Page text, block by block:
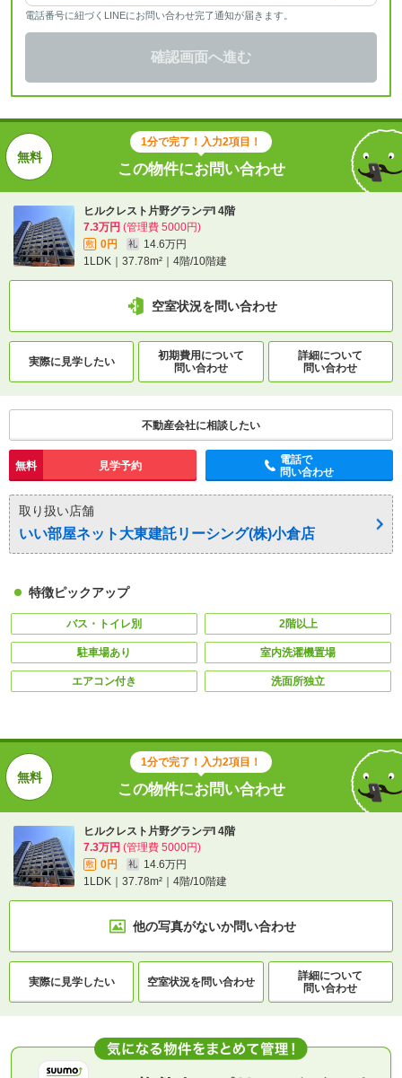
電話番号に紐づくLINEにお問い合わせ完了通知が届きます。
確認画面へ進む
1分で完了！入力2項目！
この物件にお問い合わせ
ヒルクレスト片野グランデI 4階
7.3万円 (管理費 5000円)
敷 0円 礼
14.6万円
1LDK｜37.78m²｜4階/10階建
空室状況を問い合わせ
実際に見学したい
初期費用について
問い合わせ
詳細について
問い合わせ
不動産会社に相談したい
無料 見学予約
電話で
問い合わせ
取り扱い店舗
いい部屋ネット大東建託リーシング(株)小倉店
特徴ピックアップ
バス・トイレ別 2階以上
駐車場あり 室内洗濯機置場
エアコン付き 洗面所独立
1分で完了！入力2項目！
この物件にお問い合わせ
ヒルクレスト片野グランデI 4階
7.3万円 (管理費 5000円)
敷 0円 礼
14.6万円
1LDK｜37.78m²｜4階/10階建
他の写真がないか問い合わせ
実際に見学したい 空室状況を問い合わせ
詳細について
問い合わせ